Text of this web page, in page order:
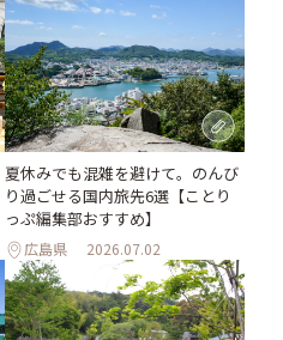
夏休みでも混雑を避けて。のんび
り過ごせる国内旅先6選【ことり
っぷ編集部おすすめ】
広島県 2026.07.02